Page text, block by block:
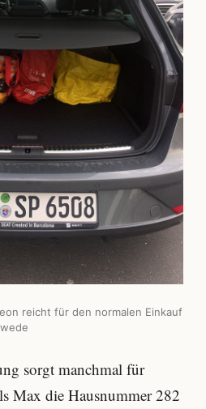
reicht für den normalen Einkauf
sorgt manchmal für
Max die Hausnummer 282